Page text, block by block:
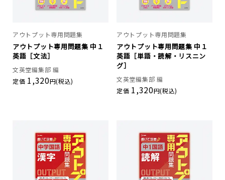
アウトプット専用問題集
アウトプット専用問題集 中１
英語［文法］
文英堂編集部 編
定価 1,320円(税込)
アウトプット専用問題集
アウトプット専用問題集 中１
英語［単語・読解・リスニン
グ］
文英堂編集部 編
定価 1,320円(税込)